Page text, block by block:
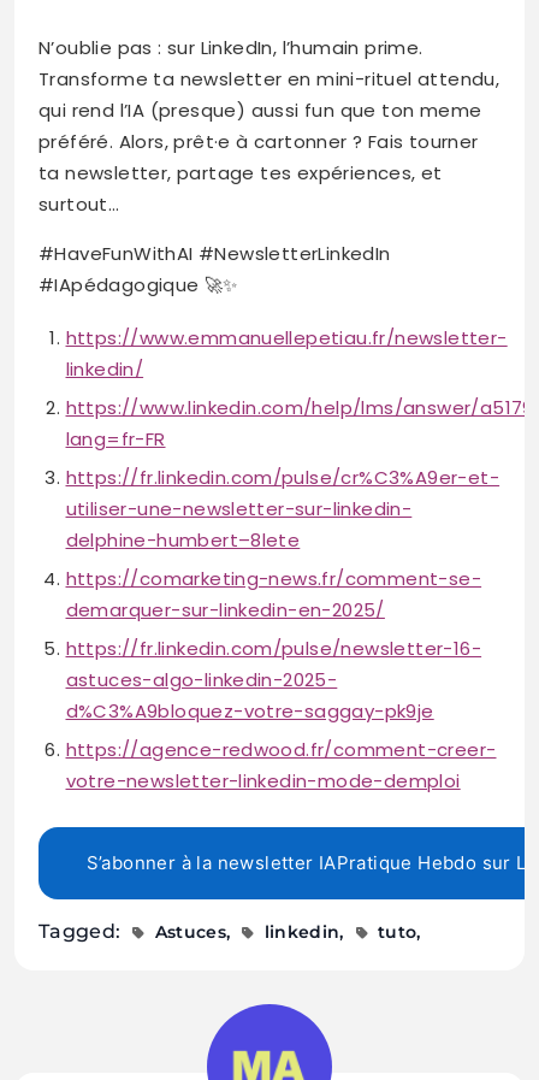
N’oublie pas : sur LinkedIn, l’humain prime.
Transforme ta newsletter en mini-rituel attendu,
qui rend l’IA (presque) aussi fun que ton meme
préféré. Alors, prêt·e à cartonner ? Fais tourner
ta newsletter, partage tes expériences, et
surtout…
#HaveFunWithAI #NewsletterLinkedIn
#IApédagogique 🚀✨
https://www.emmanuellepetiau.fr/newsletter-
linkedin/
https://www.linkedin.com/help/lms/answer/
lang=fr-FR
https://fr.linkedin.com/pulse/cr%C3%A9er-et-
utiliser-une-newsletter-sur-linkedin-
delphine-humbert–8lete
https://comarketing-news.fr/comment-se-
demarquer-sur-linkedin-en-2025/
https://fr.linkedin.com/pulse/newsletter-16-
astuces-algo-linkedin-2025-
d%C3%A9bloquez-votre-saggay-pk9je
https://agence-redwood.fr/comment-creer-
votre-newsletter-linkedin-mode-demploi
S’abonner à la newsletter IAPratique Hebdo sur
Tagged: Astuces linkedin tuto